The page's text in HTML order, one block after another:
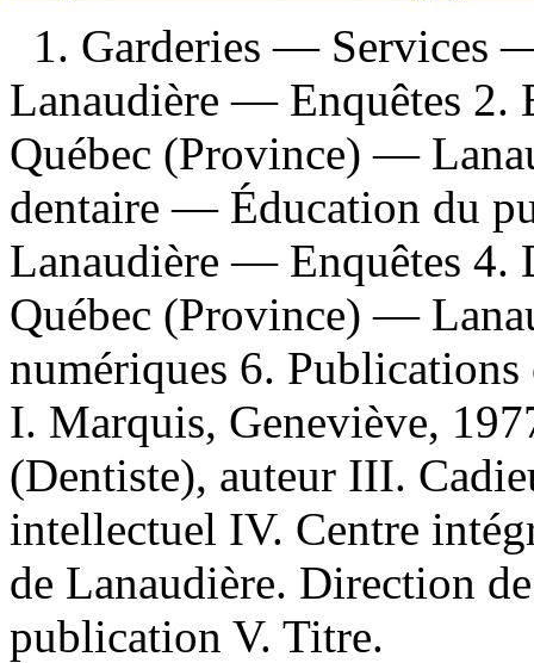
1. Garderies — Services
Lanaudière — Enquêtes
Québec (Province) —
dentaire — Éducation du
Lanaudière — Enquêtes
Québec (Province) —
numériques 6.
I. Marquis, Geneviève,
(Dentiste), auteur III.
intellectuel IV. Centre
de Lanaudière. Direction
publication V. Titre.